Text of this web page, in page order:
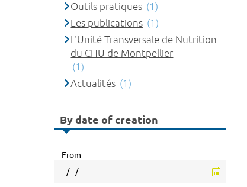
Outils pratiques (1)
Les publications (1)
L'Unité Transversale de Nutrition
du CHU de Montpellier
(1)
Actualités (1)
By date of creation
From